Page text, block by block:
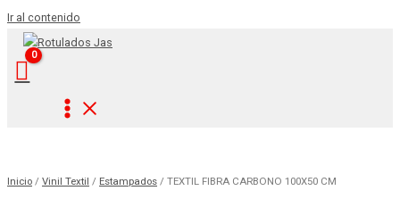
Ir al contenido
Inicio / Vinil Textil / Estampados / TEXTIL FIBRA CARBONO 100X50 CM